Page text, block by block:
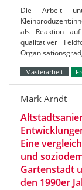
Die Arbeit
als Reaktion
qualitativer
Masterarbeit
Mark Arndt
Eine
und
Gartenstadt
den 1990er